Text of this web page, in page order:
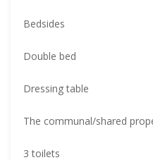
Bedsides
Double bed
Dressing table
The communal/shared
3 toilets